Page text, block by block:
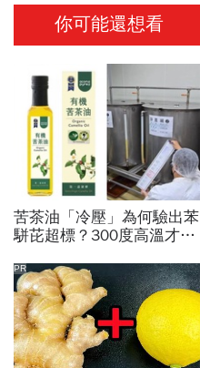
你可能還想看
苦茶油「冷壓」為何驗出苯
駢芘超標？300度高溫才大
顏宗海籲這件事
PR